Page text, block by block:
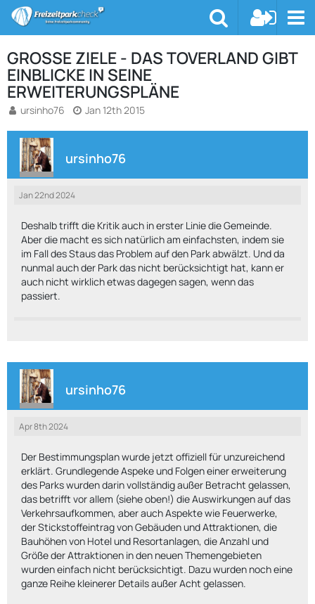
GROSSE ZIELE - DAS TOVERLAND GIBT E
INBLICKE IN SEINE E
RWEITERUNGSPLÄNE
ursinho76 Jan 12th 2015
ursinho76
Jan 22nd 2024
Deshalb trifft die Kritik auch in erster Linie die Gemeinde.
Aber die macht es sich natürlich am einfachsten, indem sie
im Fall des Staus das Problem auf den Park abwälzt. Und da
nunmal auch der Park das nicht berücksichtigt hat, kann er
auch nicht wirklich etwas dagegen sagen, wenn das
passiert.
ursinho76
Apr 8th 2024
Der Bestimmungsplan wurde jetzt offiziell für unzureichend
erklärt. Grundlegende Aspeke und Folgen einer erweiterung
des Parks wurden darin vollständig außer Betracht gelassen,
das betrifft vor allem (siehe oben!) die Auswirkungen auf das
Verkehrsaufkommen, aber auch Aspekte wie Feuerwerke,
der Stickstoffeintrag von Gebäuden und Attraktionen, die
Bauhöhen von Hotel und Resortanlagen, die Anzahl und
Größe der Attraktionen in den neuen Themengebieten
wurden einfach nicht berücksichtigt. Dazu wurden noch eine
ganze Reihe kleinerer Details außer Acht gelassen.